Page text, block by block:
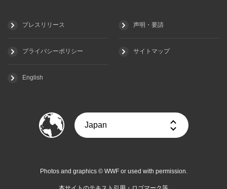
プレスリリース 声明・要請
プライバシーポリシー サイトマップ
English
Photos and graphics © WWF or used with permission.